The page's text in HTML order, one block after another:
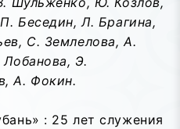
Беседин, Л. Брагина,
С. Землелова, А.
Э.
А. Фокин.
: 25 лет служения